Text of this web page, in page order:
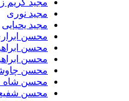
مجید کریم زاده
مجید نوری
مجید یحیایی
محسن ابراری
محسن ابراهیم زاده
محسن ابراهیمی
محسن چاوشی
محسن شاه محمدی
محسن شفیعی